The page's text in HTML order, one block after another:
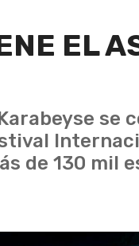
EL
se
de 130 mil